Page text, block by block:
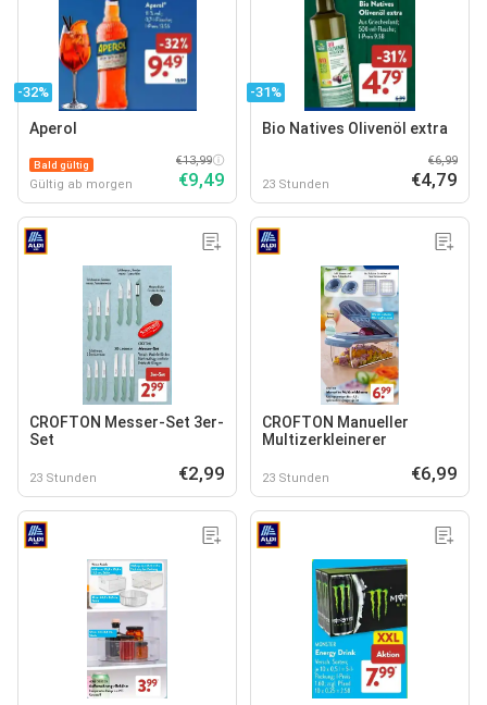
-32%
Aperol
Bald gültig
Gültig ab morgen
€13,99
€9,49
-31%
Bio Natives Olivenöl extra
23 Stunden
€6,99
€4,79
CROFTON Messer-Set 3er-
Set
23 Stunden €2,99
CROFTON Manueller
Multizerkleinerer
23 Stunden €6,99